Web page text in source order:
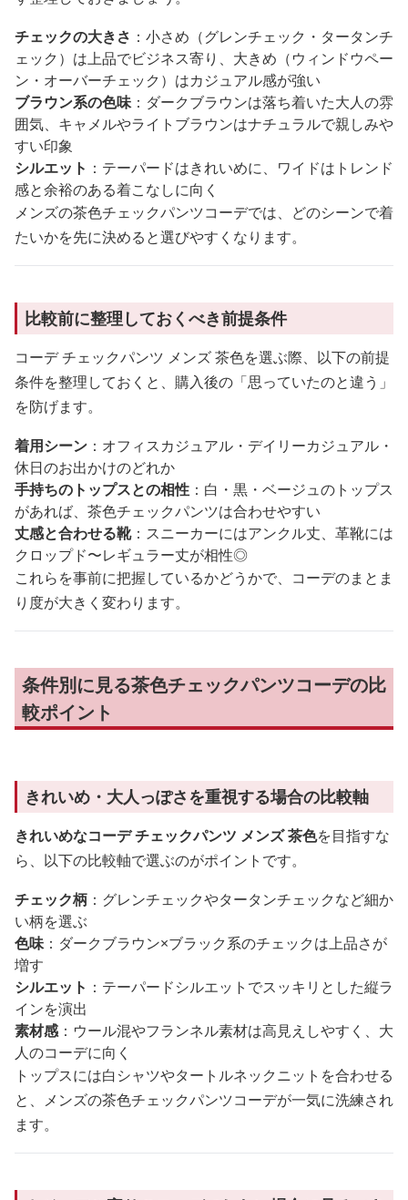
チェックの大きさ ：小さめ（グレンチェック・タータンチ
ェック）は上品でビジネス寄り、大きめ（ウィンドウペー
ン・オーバーチェック）はカジュアル感が強い
ブラウン系の色味：ダークブラウンは落ち着いた大人の雰
囲気、キャメルやライトブラウンはナチュラルで親しみや
すい印象
シルエット ：テーパードはきれいめに、ワイドはトレンド
感と余裕のある着こなしに向く
メンズの茶色チェックパンツコーデでは、どのシーンで着
たいかを先に決めると選びやすくなります。
比較前に整理しておくべき前提条件
コーデ チェックパンツ メンズ 茶色を選ぶ際、以下の前提
条件を整理しておくと、購入後の「思っていたのと違う」
を防げます。
着用シーン ：オフィスカジュアル・デイリーカジュアル・
休日のお出かけのどれか
手持ちのトップスとの相性 ：白・黒・ベージュのトップス
があれば、茶色チェックパンツは合わせやすい
丈感と合わせる靴：スニーカーにはアンクル丈、革靴には
クロップド〜レギュラー丈が相性◎
これらを事前に把握しているかどうかで、コーデのまとま
り度が大きく変わります。
条件別に見る茶色チェックパンツコーデの比
較ポイント
きれいめ・大人っぽさを重視する場合の比較軸
きれいめなコーデ チェックパンツ メンズ 茶色を目指すな
ら、以下の比較軸で選ぶのがポイントです。
チェック柄 ：グレンチェックやタータンチェックなど細か
い柄を選ぶ
色味：ダークブラウン×ブラック系のチェックは上品さが
増す
シルエット ：テーパードシルエットでスッキリとした縦ラ
インを演出
素材感：ウール混やフランネル素材は高見えしやすく、大
人のコーデに向く
トップスには白シャツやタートルネックニットを合わせる
と、メンズの茶色チェックパンツコーデが一気に洗練され
ます。